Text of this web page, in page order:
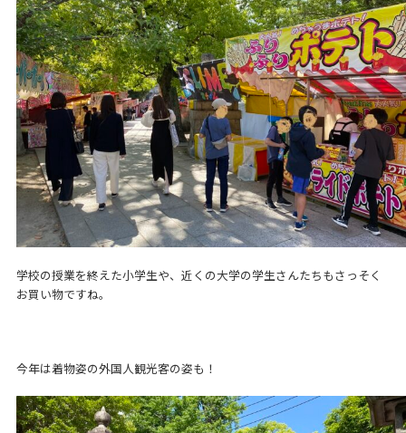
学校の授業を終えた小学生や、近くの大学の学生さんたちもさっそく
お買い物ですね。
今年は着物姿の外国人観光客の姿も！